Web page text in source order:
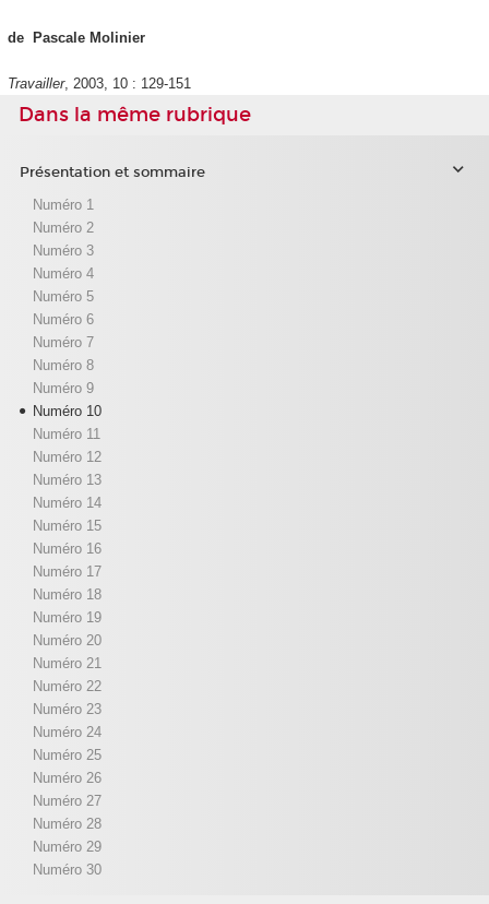
de Pascale Molinier
Travailler, 2003, 10 : 129-151
Dans la même rubrique
Présentation et sommaire
Numéro 1
Numéro 2
Numéro 3
Numéro 4
Numéro 5
Numéro 6
Numéro 7
Numéro 8
Numéro 9
Numéro 10
Numéro 11
Numéro 12
Numéro 13
Numéro 14
Numéro 15
Numéro 16
Numéro 17
Numéro 18
Numéro 19
Numéro 20
Numéro 21
Numéro 22
Numéro 23
Numéro 24
Numéro 25
Numéro 26
Numéro 27
Numéro 28
Numéro 29
Numéro 30